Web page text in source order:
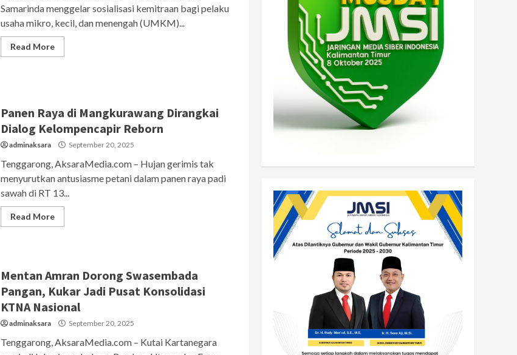
Samarinda menggelar sosialisasi kemitraan bagi pelaku
usaha mikro, kecil, dan menengah (UMKM)...
Read More
Panen Raya di Mangkurawang Dirangkai
Dialog Kelompencapir Reborn
adminaksara September 20, 2025
Tenggarong, AksaraMedia.com – Hujan gerimis tak
menyurutkan antusiasme petani dalam panen raya padi
sawah di RT 13...
Read More
Mentan Amran Dorong Swasembada
Pangan, Kukar Jadi Pusat Konsolidasi
KTNA Nasional
adminaksara September 20, 2025
Tenggarong, AksaraMedia.com – Kutai Kartanegara